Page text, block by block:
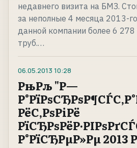
недавнего визита на БМЗ.
за неполные 4 месяца 2013-
данной компании более 6
труб.…
06.05.2013 10:28
РњРљ "Р—
РёС‚РѕРіРё
Р°РїСЂРµР»Рµ 2013